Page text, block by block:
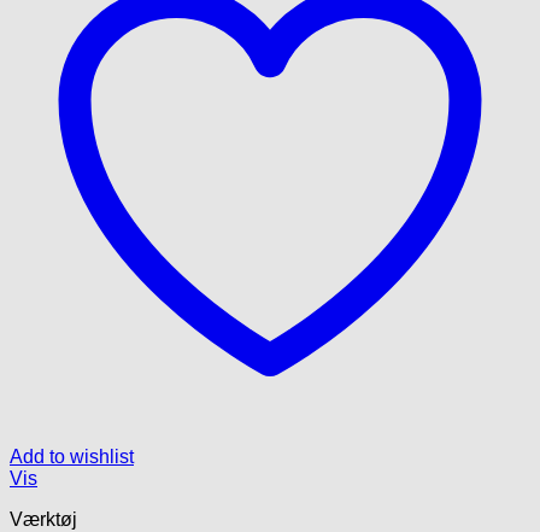
Add to wishlist
Vis
Værktøj